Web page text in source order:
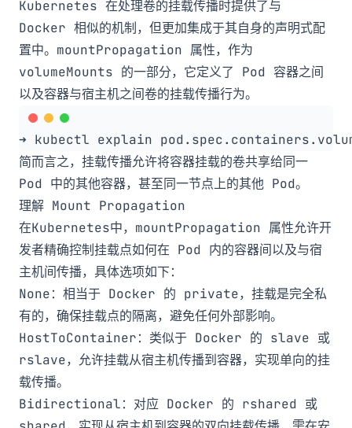
Kubernetes 在处理卷的挂载传播时提供了与
Docker 相似的机制，但更加集成于其自身的声明式配
置中。 mountPropagation 属性，作为
volumeMounts 的一部分，它定义了 Pod 容器之间
以及容器与宿主机之间卷的挂载传播行为。
简而言之，挂载传播允许将容器挂载的卷共享给同一
Pod 中的其他容器，甚至同一节点上的其他 Pod。
理解 Mount Propagation
在Kubernetes中， mountPropagation 属性允许开
发者精确控制挂载点如何在 Pod 内的容器间以及与宿
主机间传播，具体选项如下：
None：相当于 Docker 的 private，挂载是完全私
有的，确保挂载点的隔离，避免任何外部影响。
HostToContainer：类似于 Docker 的 slave 或
rslave，允许挂载从宿主机传播到容器，实现单向的挂
载传播。
Bidirectional：对应 Docker 的 rshared 或